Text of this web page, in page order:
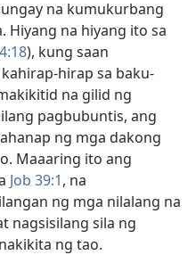
na kumukurbang
Hiyang na hiyang ito sa
), kung saan
hirap sa baku-
na gilid ng
pagbubuntis, ang
ng mga dakong
Maaaring ito ang
Job 39:1, na
ng mga nilalang na
nagsisilang sila ng
ng tao.